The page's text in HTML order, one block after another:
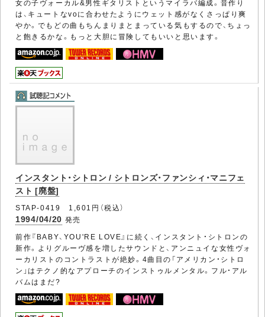
女の子ヴォーカル&男性ギタリストというマイラバ編成。音作り
は、キュートなvoに合わせたようにウェット感がなくさっぱり爽
やか。でもどの曲もちんまりまとまっている気もするので、ちょっ
と飽きるかな。もっと大胆に冒険してもいいと思います。
インスタント・シトロン / シトロンズ・ファンシィ・マニフェ
スト [廃盤]
STAP-0419 1,601円（税込）
1994/04/20 発売
前作『BABY、YOU'RE LOVE』に続く、インスタント・シトロンの
新作。よりグルーヴ感を増したサウンドと、アンニュイな女性ヴォ
ーカリストのコントラストが絶妙。4曲目の「アメリカン・シトロ
ン」はテクノ的なアプローチのインストゥルメンタル。フル・アル
バムはまだ?